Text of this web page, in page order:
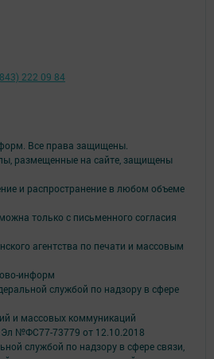
Все права защищены.
размещенные на сайте, защищены
и распространение в любом объеме
только с письменного согласия
агентства по печати и массовым
информ
службой по надзору в сфере
и массовых коммуникаций
№ФС77-73779 от 12.10.2018
службой по надзору в сфере связи,
222 09 84